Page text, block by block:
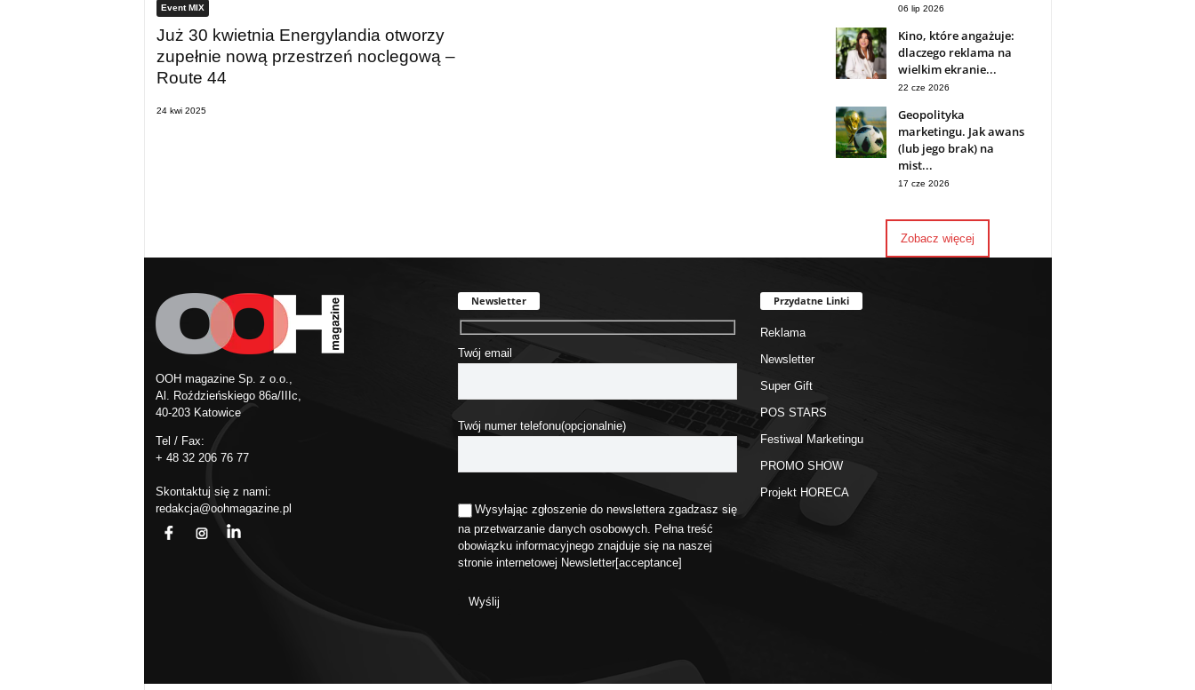
Event MIX
Już 30 kwietnia Energylandia otworzy
zupełnie nową przestrzeń noclegową –
Route 44
24 kwi 2025
06 lip 2026
Kino, które angażuje:
dlaczego reklama na
wielkim ekranie...
22 cze 2026
Geopolityka
marketingu. Jak awans
(lub jego brak) na
mist...
17 cze 2026
Zobacz więcej
OOH magazine Sp. z o.o.,
Al. Roździeńskiego 86a/IIIc,
40-203 Katowice
Tel / Fax:
+ 48 32 206 76 77
Skontaktuj się z nami:
redakcja@oohmagazine.pl
Newsletter
Twój email
Twój numer telefonu(opcjonalnie)
Wysyłając zgłoszenie do newslettera zgadzasz się
na przetwarzanie danych osobowych. Pełna treść
obowiązku informacyjnego znajduje się na naszej
stronie internetowej Newsletter[acceptance]
Przydatne Linki
Reklama
Newsletter
Super Gift
POS STARS
Festiwal Marketingu
PROMO SHOW
Projekt HORECA